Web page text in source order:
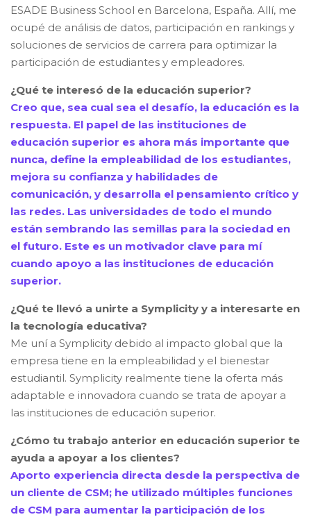
ESADE Business School en Barcelona, España. Allí, me
ocupé de análisis de datos, participación en rankings y
soluciones de servicios de carrera para optimizar la
participación de estudiantes y empleadores.
¿Qué te interesó de la educación superior?
Creo que, sea cual sea el desafío, la educación es la
respuesta. El papel de las instituciones de
educación superior es ahora más importante que
nunca, define la empleabilidad de los estudiantes,
mejora su confianza y habilidades de
comunicación, y desarrolla el pensamiento crítico y
las redes. Las universidades de todo el mundo
están sembrando las semillas para la sociedad en
el futuro. Este es un motivador clave para mí
cuando apoyo a las instituciones de educación
superior.
¿Qué te llevó a unirte a Symplicity y a interesarte en
la tecnología educativa?
Me uní a Symplicity debido al impacto global que la
empresa tiene en la empleabilidad y el bienestar
estudiantil. Symplicity realmente tiene la oferta más
adaptable e innovadora cuando se trata de apoyar a
las instituciones de educación superior.
¿Cómo tu trabajo anterior en educación superior te
ayuda a apoyar a los clientes?
Aporto experiencia directa desde la perspectiva de
un cliente de CSM; he utilizado múltiples funciones
de CSM para aumentar la participación de los